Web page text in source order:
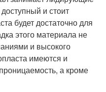
и стоит
будет достаточно для
этого материала не
и высокого
имеются и
а кроме